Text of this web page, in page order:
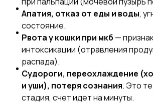
Апатия, отказ от еды и воды,
состояние.
Рвота у кошки при мкб —
интоксикации (отравления
распада).
Судороги, переохлаждение
и уши), потеря сознания. Это
стадия, счет идет на минуты.